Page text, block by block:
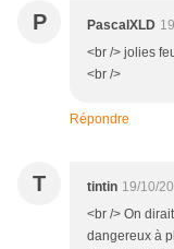
P PascalXLD
<br /> jolies
<br />
Répondre
T tintin 19/10/
<br /> On
dangereux à